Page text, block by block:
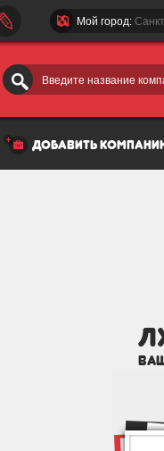
Введите название
Мой город:
добавить